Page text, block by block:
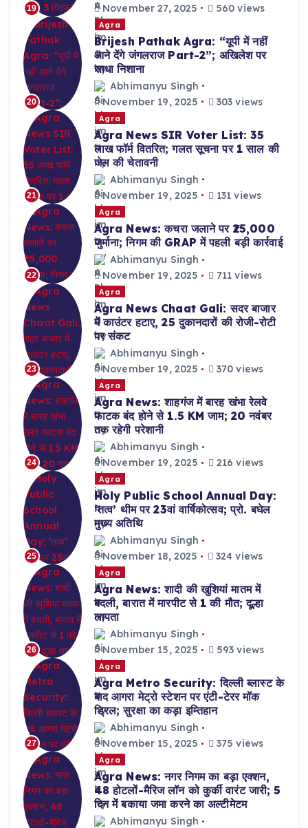
19 November 27, 2025 560 views
20
Agra
Brijesh Pathak Agra: “यूपी में नहीं
आने देंगे जंगलराज Part-2”; अखिलेश पर
साधा निशाना
Abhimanyu Singh
November 19, 2025
303 views
21
Agra
Agra News SIR Voter List: 35
लाख फॉर्म वितरित; गलत सूचना पर 1 साल की
जेल की चेतावनी
Abhimanyu Singh
November 19, 2025
131 views
22
Agra
Agra News: कचरा जलाने पर ₹25,000
जुर्माना; निगम की GRAP में पहली बड़ी कार्रवाई
Abhimanyu Singh
November 19, 2025
711 views
23
Agra
Agra News Chaat Gali: सदर बाजार
में काउंटर हटाए, 25 दुकानदारों की रोजी-रोटी
पर संकट
Abhimanyu Singh
November 19, 2025
370 views
24
Agra
Agra News: शाहगंज में बारह खंभा रेलवे
फाटक बंद होने से 1.5 KM जाम; 20 नवंबर
तक रहेगी परेशानी
Abhimanyu Singh
November 19, 2025
216 views
25
Agra
Holy Public School Annual Day:
‘तत्व’ थीम पर 23वां वार्षिकोत्सव; प्रो. बघेल
मुख्य अतिथि
Abhimanyu Singh
November 18, 2025
324 views
26
Agra
Agra News: शादी की खुशियां मातम में
बदली, बारात में मारपीट से 1 की मौत; दूल्हा
लापता
Abhimanyu Singh
November 15, 2025
593 views
27
Agra
Agra Metro Security: दिल्ली ब्लास्ट के
बाद आगरा मेट्रो स्टेशन पर एंटी-टेरर मॉक
ड्रिल; सुरक्षा का कड़ा इम्तिहान
Abhimanyu Singh
November 15, 2025
375 views
Agra
Agra News: नगर निगम का बड़ा एक्शन,
48 होटलों-मैरिज लॉन को कुर्की वारंट जारी; 5
दिन में बकाया जमा करने का अल्टीमेटम
Abhimanyu Singh